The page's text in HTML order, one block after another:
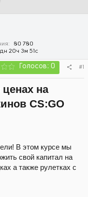
80 780
20ч 3м 51с
Голосов: 0 #1
на
CS:GO
В этом курсе мы
свой капитал на
а также рулетках с